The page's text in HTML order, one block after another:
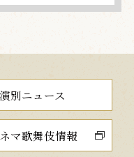
別ニュース
マ歌舞伎情報